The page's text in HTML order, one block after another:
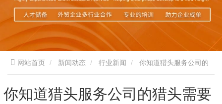
网站首页 新闻动态 行业新闻
猎头需要具备哪些能力吗？
你知道猎头服务公司的猎头需要